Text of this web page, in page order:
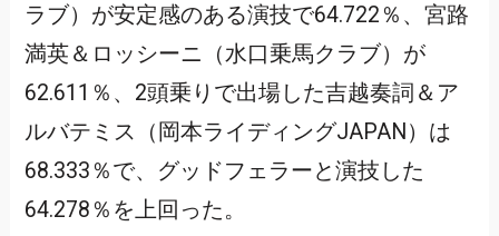
ラブ）が安定感のある演技で64.722％、宮路
満英＆ロッシーニ（水口乗馬クラブ）が
62.611％、2頭乗りで出場した吉越奏詞＆ア
ルバテミス（岡本ライディングJAPAN）は
68.333％で、グッドフェラーと演技した
64.278％を上回った。